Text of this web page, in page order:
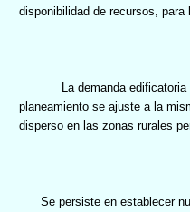
disponibilidad de recursos,
La demanda
planeamiento se ajuste a la
disperso en las zonas rurales
Se persiste en establecer